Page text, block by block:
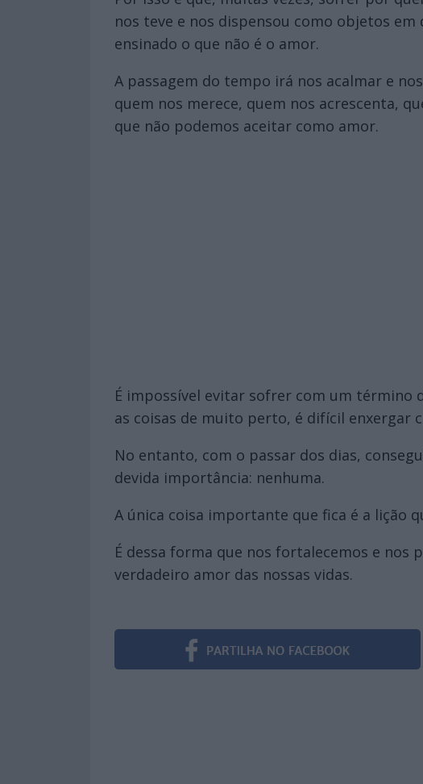
nos teve e nos dispensou como objetos
ensinado o que não é o amor.
A passagem do tempo irá nos acalmar e
quem nos merece, quem nos acrescenta,
que não podemos aceitar como amor.
É impossível evitar sofrer com um término
as coisas de muito perto, é difícil enxergar
No entanto, com o passar dos dias,
devida importância: nenhuma.
A única coisa importante que fica é a lição
É dessa forma que nos fortalecemos e
verdadeiro amor das nossas vidas.